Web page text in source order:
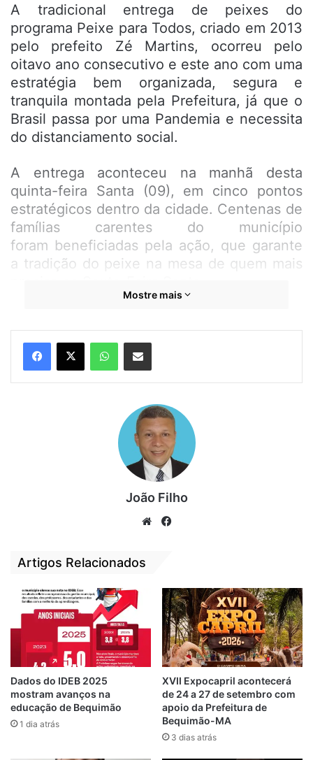
A tradicional entrega de peixes do
programa Peixe para Todos, criado em 2013
pelo prefeito Zé Martins, ocorreu pelo
oitavo ano consecutivo e este ano com uma
estratégia bem organizada, segura e
tranquila montada pela Prefeitura, já que o
Brasil passa por uma Pandemia e necessita
do distanciamento social.
A entrega aconteceu na manhã desta
quinta-feira Santa (09), em cinco pontos
estratégicos dentro da cidade. Centenas de
famílias carentes do município
foram beneficiadas pela ação, que garante
a tradição do peixe na mesa de quem mais
Respeitando todas as recomendações da
prevenção contra o coronavírus, a
de Saúde, com o apoio das demais
secretarias, montou uma estratégia especial
de proteção a quem trabalhou e às pessoas
que foram receber o pescado.
Mostre mais
João Filho
We
Artigos Relacionados
Dados do IDEB 2025
mostram avanços na
educação de Bequimão
1 dia atrás
XVII Expocapril acontecerá
de 24 a 27 de setembro com
apoio da Prefeitura de
Bequimão-MA
3 dias atrás